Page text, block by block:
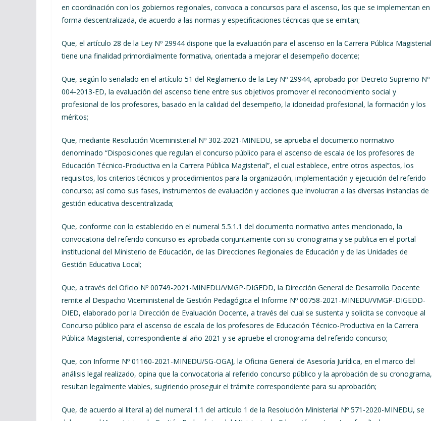
en coordinación con los gobiernos regionales, convoca a concursos para el ascenso, los que se implementan en
forma descentralizada, de acuerdo a las normas y especificaciones técnicas que se emitan;
Que, el artículo 28 de la Ley Nº 29944 dispone que la evaluación para el ascenso en la Carrera Pública Magisterial
tiene una finalidad primordialmente formativa, orientada a mejorar el desempeño docente;
Que, según lo señalado en el artículo 51 del Reglamento de la Ley Nº 29944, aprobado por Decreto Supremo Nº
004-2013-ED, la evaluación del ascenso tiene entre sus objetivos promover el reconocimiento social y
profesional de los profesores, basado en la calidad del desempeño, la idoneidad profesional, la formación y los
méritos;
Que, mediante Resolución Viceministerial Nº 302-2021-MINEDU, se aprueba el documento normativo
denominado “Disposiciones que regulan el concurso público para el ascenso de escala de los profesores de
Educación Técnico-Productiva en la Carrera Pública Magisterial”, el cual establece, entre otros aspectos, los
requisitos, los criterios técnicos y procedimientos para la organización, implementación y ejecución del referido
concurso; así como sus fases, instrumentos de evaluación y acciones que involucran a las diversas instancias de
gestión educativa descentralizada;
Que, conforme con lo establecido en el numeral 5.5.1.1 del documento normativo antes mencionado, la
convocatoria del referido concurso es aprobada conjuntamente con su cronograma y se publica en el portal
institucional del Ministerio de Educación, de las Direcciones Regionales de Educación y de las Unidades de
Gestión Educativa Local;
Que, a través del Oficio Nº 00749-2021-MINEDU/VMGP-DIGEDD, la Dirección General de Desarrollo Docente
remite al Despacho Viceministerial de Gestión Pedagógica el Informe Nº 00758-2021-MINEDU/VMGP-DIGEDD-
DIED, elaborado por la Dirección de Evaluación Docente, a través del cual se sustenta y solicita se convoque al
Concurso público para el ascenso de escala de los profesores de Educación Técnico-Productiva en la Carrera
Pública Magisterial, correspondiente al año 2021 y se apruebe el cronograma del referido concurso;
Que, con Informe Nº 01160-2021-MINEDU/SG-OGAJ, la Oficina General de Asesoría Jurídica, en el marco del
análisis legal realizado, opina que la convocatoria al referido concurso público y la aprobación de su cronograma,
resultan legalmente viables, sugiriendo proseguir el trámite correspondiente para su aprobación;
Que, de acuerdo al literal a) del numeral 1.1 del artículo 1 de la Resolución Ministerial Nº 571-2020-MINEDU, se